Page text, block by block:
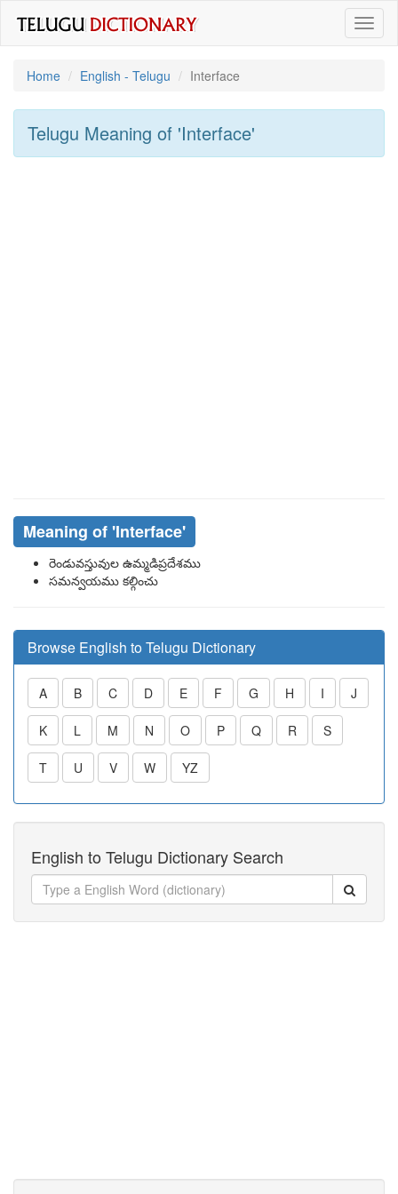
Home
English - Telugu Interface
Telugu Meaning of 'interface'
Meaning of 'interface'
రెండువస్తువుల ఉమ్మడిప్రదేశము
సమన్వయము కల్గించు
Browse English to Telugu Dictionary
A B C D E F G H I J
K L M N O P Q R S
T U V W YZ
English to Telugu Dictionary Search